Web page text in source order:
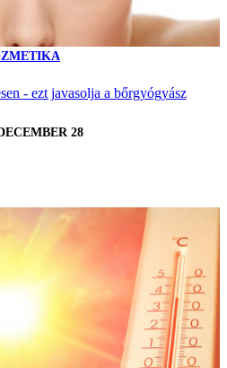
- ezt javasolja a bőrgyógyász
28